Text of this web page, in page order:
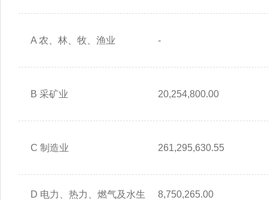
A 农、林、牧、渔业 -
B 采矿业 20,254,800.00
C 制造业 261,295,630.55
D 电力、热力、燃气及水生
8,750,265.00